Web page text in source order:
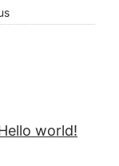
world!